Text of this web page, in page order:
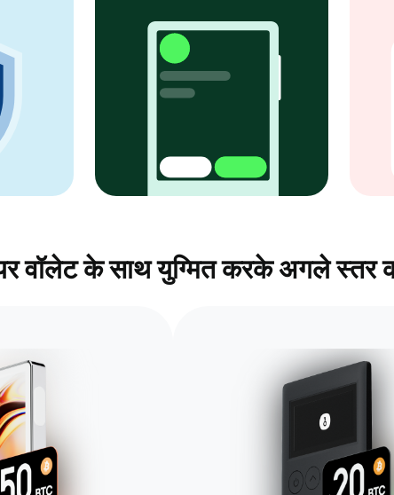
वॉलेट के साथ युग्मित करके अगले स्तर